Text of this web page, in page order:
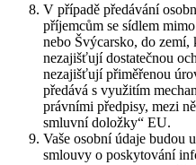
V případě předávání
příjemcům se sídlem
nebo Švýcarsko, do zemí,
nezajišťují dostatečnou
nezajišťují přiměřenou
předává s využitím
právními předpisy, mezi
smluvní doložky“ EU.
Vaše osobní údaje budou
smlouvy o poskytování